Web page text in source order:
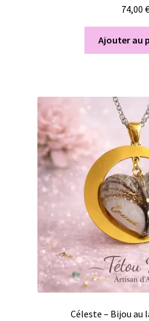
74,00 €
Ajouter au
Céleste – Bijou